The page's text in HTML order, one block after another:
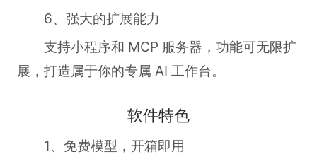
6、强大的扩展能力
支持小程序和 MCP 服务器，功能可无限扩
展，打造属于你的专属 AI 工作台。
软件特色
1、免费模型，开箱即用